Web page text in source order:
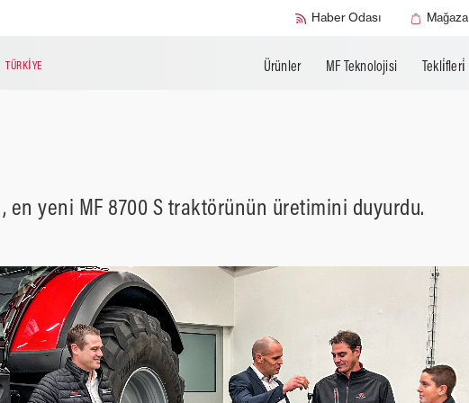
Haber Odası Mağaza
TÜRKIYE Ürünler MF Teknolojisi Tekli̇fleri̇
en yeni MF 8700 S traktörünün üretimini duyurdu.